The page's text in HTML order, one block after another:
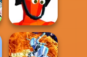
Funny Blade &
Magic